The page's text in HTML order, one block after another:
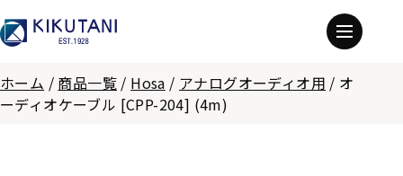
ホーム / 商品一覧 / Hosa / アナログオーディオ用 / オ
ーディオケーブル [CPP-204] (4m)